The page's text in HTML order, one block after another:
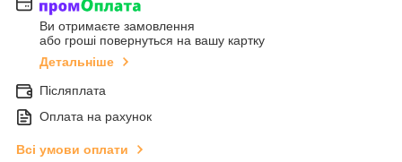
Ви отримаєте замовлення
або гроші повернуться на вашу картку
Детальніше
Післяплата
Оплата на рахунок
Всі умови оплати